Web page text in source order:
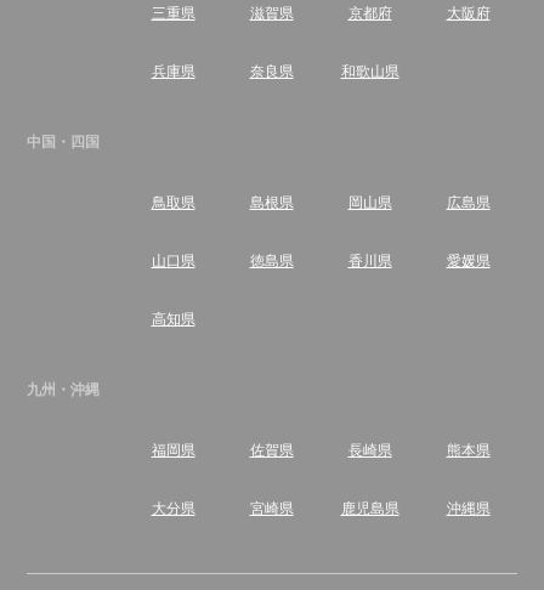
三重県 滋賀県 京都府 大阪府
兵庫県 奈良県 和歌山県
中国・四国
鳥取県 島根県 岡山県 広島県
山口県 徳島県 香川県 愛媛県
高知県
九州・沖縄
福岡県 佐賀県 長崎県 熊本県
大分県 宮崎県 鹿児島県 沖縄県